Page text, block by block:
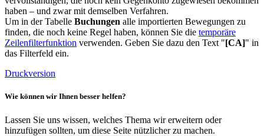
haben – und zwar mit demselben Verfahren.
Um in der Tabelle Buchungen alle importierten Bewegungen zu
finden, die noch keine Regel haben, können Sie die temporäre
Zeilenfilterfunktion verwenden. Geben Sie dazu den Text "[CA]" in
das Filterfeld ein.
Druckversion
Wie können wir Ihnen besser helfen?
Lassen Sie uns wissen, welches Thema wir erweitern oder
hinzufügen sollten, um diese Seite nützlicher zu machen.